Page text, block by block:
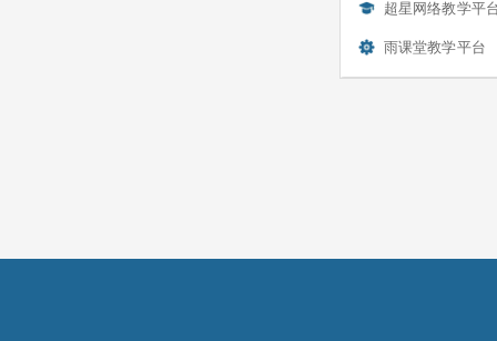
超星网络教学平
雨课堂教学平台